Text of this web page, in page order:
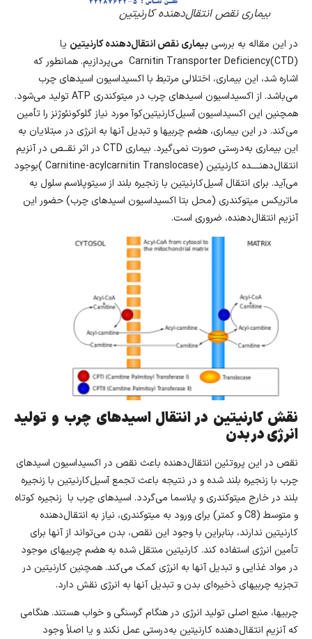
بیماری نقص انتقال‌دهنده کارنیتین
در این مقاله به بررسی بیماری نقص انتقال‌دهنده کارنیتین یا
(CTD)Carnitin Transporter Deficiency می‌پردازیم. همانطور که
اشاره شد، این بیماری، اختلالی مرتبط با اکسیداسیون اسیدهای چرب
می‌باشد. از اکسیداسیون اسیدهای چرب در میتوکندری ATP تولید می‌شود.
همچنین این اکسیداسیون آسیل‌کارنیتین‌کوآ مورد نیاز گلوکونئوژنز را تأمین
می‌کند. در این بیماری، هضم چربیها و تبدیل آنها به انرژی در مبتلایان به
این بیماری به‌درستی صورت نمی‌گیرد. بیماری CTD در اثر نقــص در آنزیم
انتقال‌دهنــــده کارنیتین (Carnitine-acylcarnitin Translocase )بوجود
می‌آید. برای انتقال آسیل‌کارنیتین با زنجیره بلند از سیتوپلاسم سلول به
ماتریکس میتوکندری (محل بتا اکسیداسیون اسیدهای چرب) حضور این
آنزیم انتقال‌دهنده، ضروری است.
نقش کارنیتین در انتقال اسیدهای چرب و تولید
انرژی در بدن
نقص در این پروتئین انتقال‌دهنده باعث نقص در اکسیداسیون اسیدهای
چرب با زنجیره بلند شده و در نتیجه باعث تجمع آسیل‌کارنیتین با زنجیره
بلند در خارج میتوکندری و پلاسما می‌گردد. اسیدهای چرب با زنجیره کوتاه
و متوسط (C8 و کمتر) برای ورود به میتوکندری، نیاز به انتقال‌دهنده
کارنیتین ندارند، بنابراین با وجود این نقص، بدن می‌تواند از آنها برای
تأمین انرژی استفاده کند. کارنیتین منتقل شده به هضم چربیهای موجود
در مواد غذایی و تبدیل آنها به انرژی کمک می‌کند. همچنین کارنیتین در
تجزیه چربیهای ذخیره‌ای بدن و تبدیل آنها به انرژی نقش دارد.
چربیها، منبع اصلی تولید انرژی در هنگام گرسنگی و خواب هستند. هنگامی
که آنزیم انتقال‌دهنده کارنیتین به‌درستی عمل نکند و یا اصلاً وجود